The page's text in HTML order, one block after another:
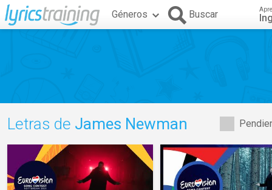
Géneros Buscar
Letras de James Newman